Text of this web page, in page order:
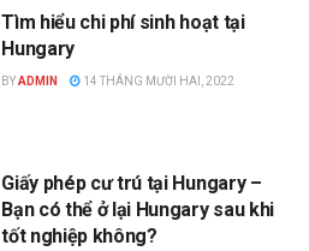
Tìm hiểu chi phí sinh hoạt tại
Hungary
BYADMIN 14 THÁNG MƯỜI HAI, 2022
Giấy phép cư trú tại Hungary –
Bạn có thể ở lại Hungary sau khi
tốt nghiệp không?